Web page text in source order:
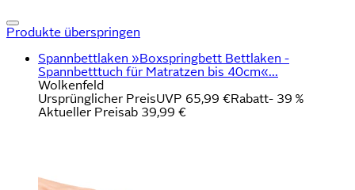
Produkte überspringen
Spannbettlaken »Boxspringbett Bettlaken -
Spannbetttuch für Matratzen bis 40cm«...
Wolkenfeld
Ursprünglicher PreisUVP 65,99 €Rabatt- 39 %
Aktueller Preisab 39,99 €